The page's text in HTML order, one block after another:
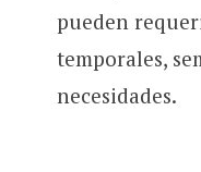
pueden
temporales,
necesidades.